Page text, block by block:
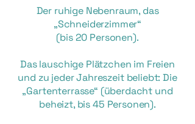
Der ruhige Nebenraum, das
„Schneiderzimmer“
(bis 20 Personen).
Das lauschige Plätzchen im Freien
und zu jeder Jahreszeit beliebt: Die
„Gartenterrasse“ (überdacht und
beheizt, bis 45 Personen).